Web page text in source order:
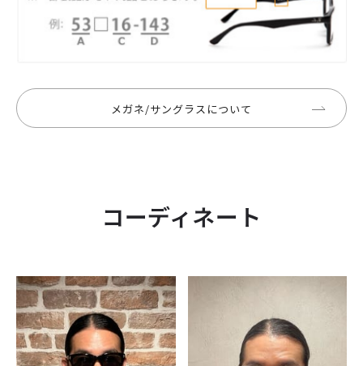
メガネ/サングラスについて
コーディネート